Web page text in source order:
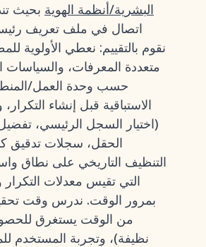
البشرية/أنظمة الهوية بحيث
اتصال في ملف تعريف
نقوم بالتقييم: نعطي الأولوية
متعددة المعرفات، والسياسات
حسب وحدة العمل/
الاستباقية قبل إنشاء
(اختيار السجل الرئيسي،
الحقل، سجلات تدقيق
التنظيف التاريخي على نطاق
التي تقيس معدلات التكرار
بمرور الوقت. ندرس وقت
من الوقت يستغرق
نظيفة)، وتجربة المستخدم